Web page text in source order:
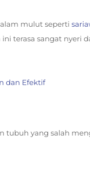
mulut seperti
terasa sangat nyeri
dan Efektif
tubuh yang salah